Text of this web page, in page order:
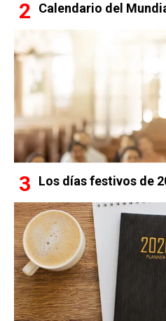
Calendario del
Los días festivos de